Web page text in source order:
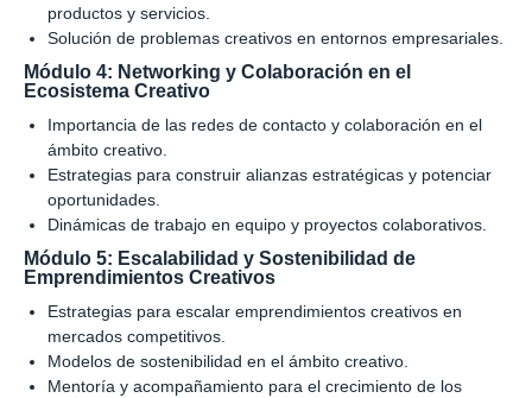
productos y servicios.
Solución de problemas creativos en entornos empresariales.
Módulo 4: Networking y Colaboración en el
Ecosistema Creativo
Importancia de las redes de contacto y colaboración en el
ámbito creativo.
Estrategias para construir alianzas estratégicas y potenciar
oportunidades.
Dinámicas de trabajo en equipo y proyectos colaborativos.
Módulo 5: Escalabilidad y Sostenibilidad de
Emprendimientos Creativos
Estrategias para escalar emprendimientos creativos en
mercados competitivos.
Modelos de sostenibilidad en el ámbito creativo.
Mentoría y acompañamiento para el crecimiento de los